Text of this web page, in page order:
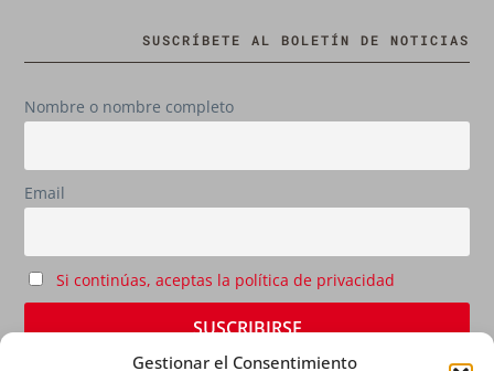
Gestionar el Consentimiento
SUSCRÍBETE AL BOLETÍN DE NOTICIAS
Nombre o nombre completo
Email
Si continúas, aceptas la política de privacidad